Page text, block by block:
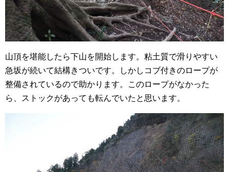
山頂を堪能したら下山を開始します。粘土質で滑りやすい
急坂が続いて結構きついです。しかしコブ付きのロープが
整備されているので助かります。このロープがなかった
ら、ストックがあっても転んでいたと思います。